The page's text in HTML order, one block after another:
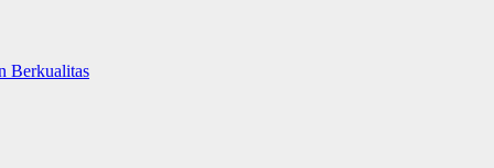
Berkualitas